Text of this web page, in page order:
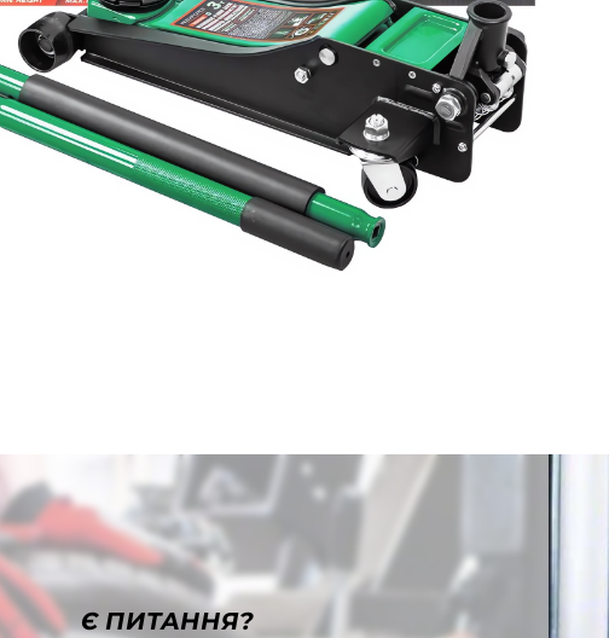
Є ПИТАННЯ?